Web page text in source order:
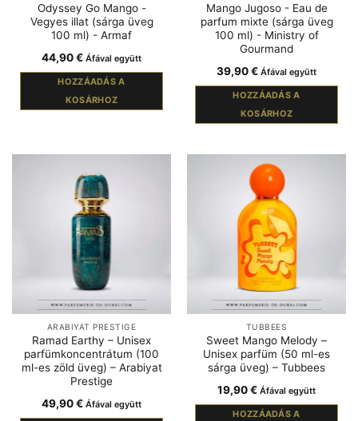
Odyssey Go Mango -
Vegyes illat (sárga üveg
100 ml) - Armaf
44,90€ Áfával együtt
HOZZÁADÁS A
KOSÁRHOZ
Mango Jugoso - Eau de
parfum mixte (sárga üveg
100 ml) - Ministry of
Gourmand
39,90€ Áfával együtt
HOZZÁADÁS A
KOSÁRHOZ
ARABIYAT PRESTIGE
Ramad Earthy – Unisex
parfümkoncentrátum (100
ml-es zöld üveg) – Arabiyat
Prestige
49,90€ Áfával együtt
TUBBEES
Sweet Mango Melody –
Unisex parfüm (50 ml-es
sárga üveg) – Tubbees
19,90€ Áfával együtt
HOZZÁADÁS A